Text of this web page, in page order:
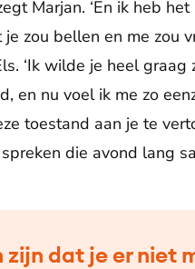
Marjan. ‘En ik heb
zou bellen en me zou
‘Ik wilde je heel
en nu voel ik me zo
toestand aan je te
spreken die avond lang
zijn dat je er niet